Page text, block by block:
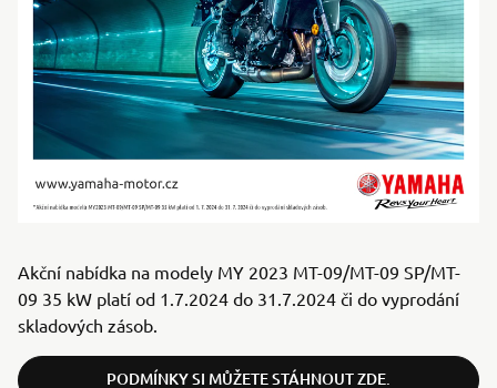
Akční nabídka na modely MY 2023 MT-09/MT-09 SP/MT-
09 35 kW platí od 1.7.2024 do 31.7.2024 či do vyprodání
skladových zásob.
PODMÍNKY SI MŮŽETE STÁHNOUT ZDE.